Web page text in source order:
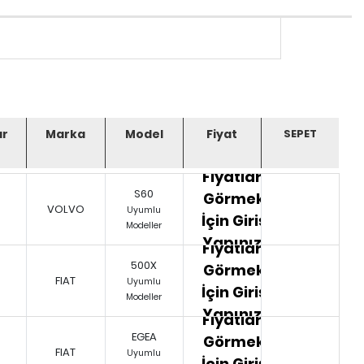
Marka Model Fiyat
VOLVO
S60
Uyumlu
Modeller
Fiyatları
Görmek
İçin Giriş
Yapınız.
FIAT
500X
Uyumlu
Modeller
Fiyatları
Görmek
İçin Giriş
Yapınız.
FIAT
EGEA
Uyumlu
Fiyatları
Görmek